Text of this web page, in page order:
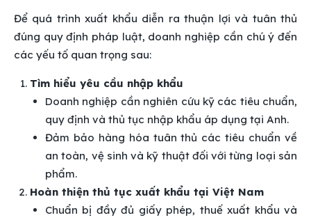
Để quá trình xuất khẩu diễn ra thuận lợi và tuân thủ
đúng quy định pháp luật, doanh nghiệp cần chú ý đến
các yếu tố quan trọng sau:
Tìm hiểu yêu cầu nhập khẩu
Doanh nghiệp cần nghiên cứu kỹ các tiêu chuẩn,
quy định và thủ tục nhập khẩu áp dụng tại Anh.
Đảm bảo hàng hóa tuân thủ các tiêu chuẩn về
an toàn, vệ sinh và kỹ thuật đối với từng loại sản
phẩm.
Hoàn thiện thủ tục xuất khẩu tại Việt Nam
Chuẩn bị đầy đủ giấy phép, thuế xuất khẩu và